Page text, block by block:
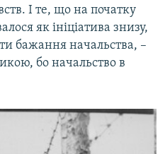
І те, що на початку
як ініціатива знизу,
бажання начальства, –
бо начальство в